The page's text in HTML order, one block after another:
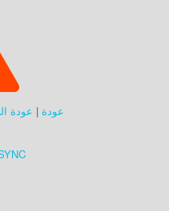
عودة | عودة